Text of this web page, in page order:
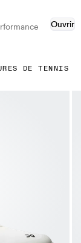
Ouvrir
DE TENNIS